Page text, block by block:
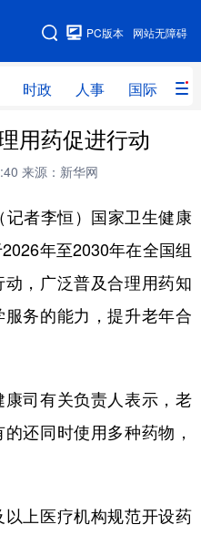
网站无障碍
PC版本
时政 人事 国际 财
图
时政 人事
网评
全球连线 教育
量子 体育
健康 军事
图片 政务
信息化 数字经济
银龄 溯源中国
时尚 悦读
用药促进行动
来源：新华网
者李恒）国家卫生健康
年至2030年在全国组
，广泛普及合理用药知
务的能力，提升老年合
司有关负责人表示，老
还同时使用多种药物，
上医疗机构规范开设药